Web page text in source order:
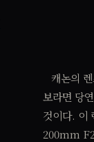
캐논의
보라면 당
것이다. 이
200mm